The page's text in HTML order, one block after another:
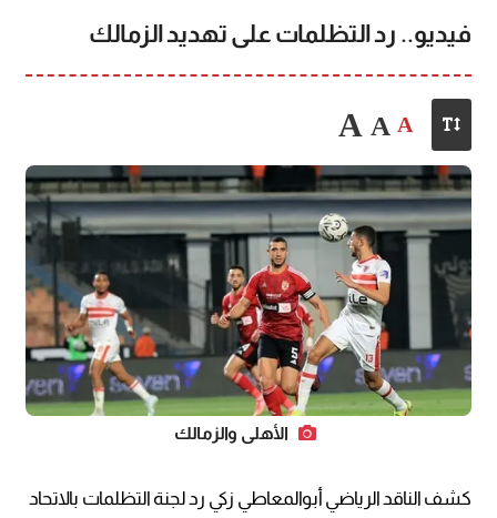
فيديو.. رد التظلمات على تهديد الزمالك
A
A
A
الأهلي والزمالك
كشف الناقد الرياضي أبوالمعاطي زكي رد لجنة التظلمات بالاتحاد